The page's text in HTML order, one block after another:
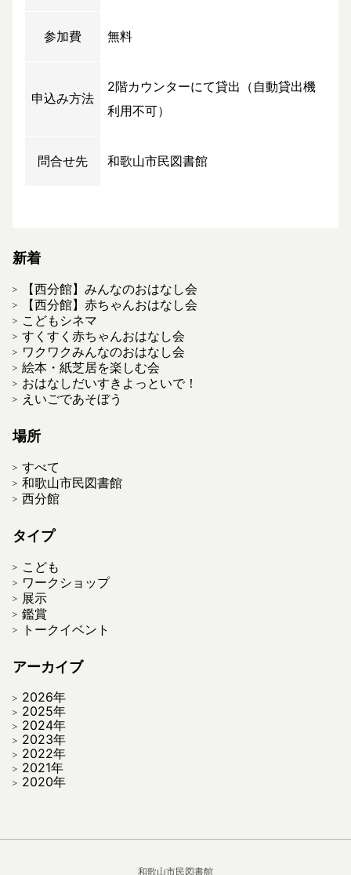
参加費 無料
申込み方法
2階カウンターにて貸出（自動貸出機
利用不可）
問合せ先 和歌山市民図書館
新着
【西分館】みんなのおはなし会
【西分館】赤ちゃんおはなし会
こどもシネマ
すくすく赤ちゃんおはなし会
ワクワクみんなのおはなし会
絵本・紙芝居を楽しむ会
おはなしだいすきよっといで！
えいごであそぼう
場所
すべて
和歌山市民図書館
西分館
タイプ
こども
ワークショップ
展示
鑑賞
トークイベント
アーカイブ
2026年
2025年
2024年
2023年
2022年
2021年
2020年
和歌山市民図書館